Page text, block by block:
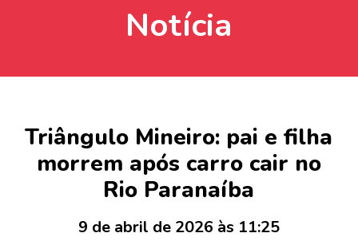
Notícia
Triângulo Mineiro: pai e filha
morrem após carro cair no
Rio Paranaíba
9 de abril de 2026 às 11:25